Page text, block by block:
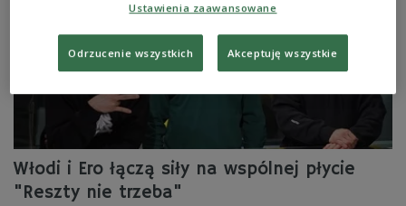
Włodi i Ero łączą siły na wspólnej płycie
"Reszty nie trzeba"
Ustawienia zaawansowane
Odrzucenie wszystkich Akceptuję wszystkie